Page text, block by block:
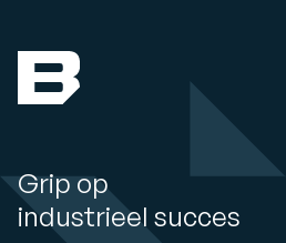
Grip op
industrieel succes